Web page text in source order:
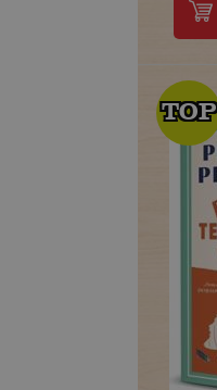
TOP
TOP